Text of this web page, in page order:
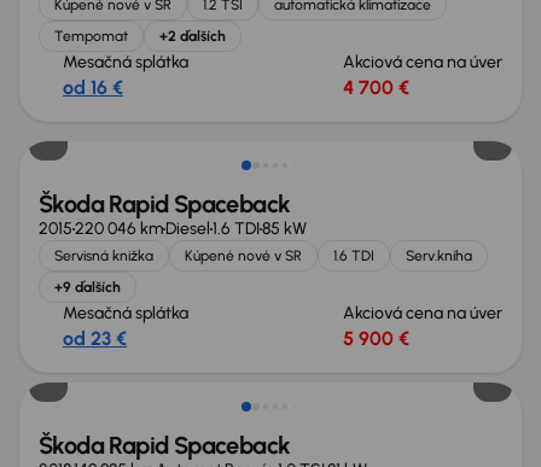
Kúpené nové v SR 1.2 TSI
automatická klimatizace
Tempomat
+2 ďalších
Mesačná splátka
od 16 €
Akciová cena na úver
4 700 €
Škoda Rapid Spaceback
2015220 046 kmDiesel1.6 TDI85 kW
Servisná knižka Kúpené nové v SR 1.6 TDI
Serv.kniha
+9 ďalších
Mesačná splátka
od 23 €
Akciová cena na úver
5 900 €
Škoda Rapid Spaceback